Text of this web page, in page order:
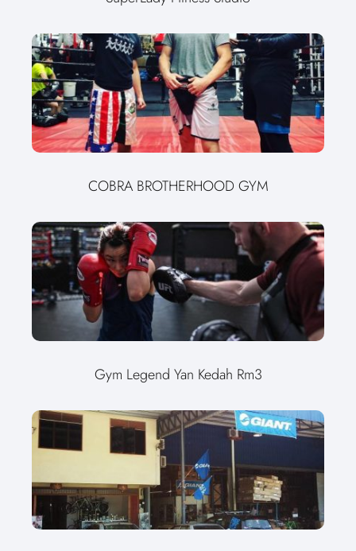
COBRA BROTHERHOOD GYM
Gym Legend Yan Kedah Rm3